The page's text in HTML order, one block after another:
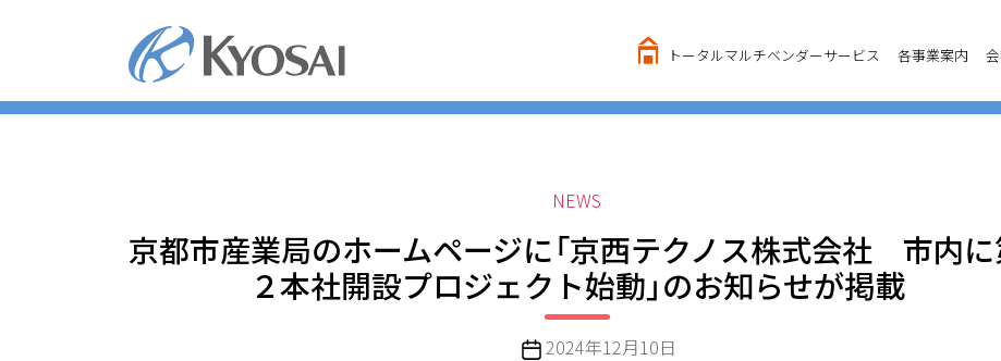
ツ
トータルマルチベンダーサービス 各事業案内
カ
ゴ
リ
ー
NEWS
京都市産業局のホームページに「京西テクノス株式会社 市内
２本社開設プロジェクト始動」のお知らせが掲載
投 2024年12月10日